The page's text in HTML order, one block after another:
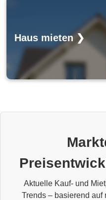
Haus mieten ❯
Aktuelle Kauf- und
Trends – basierend auf